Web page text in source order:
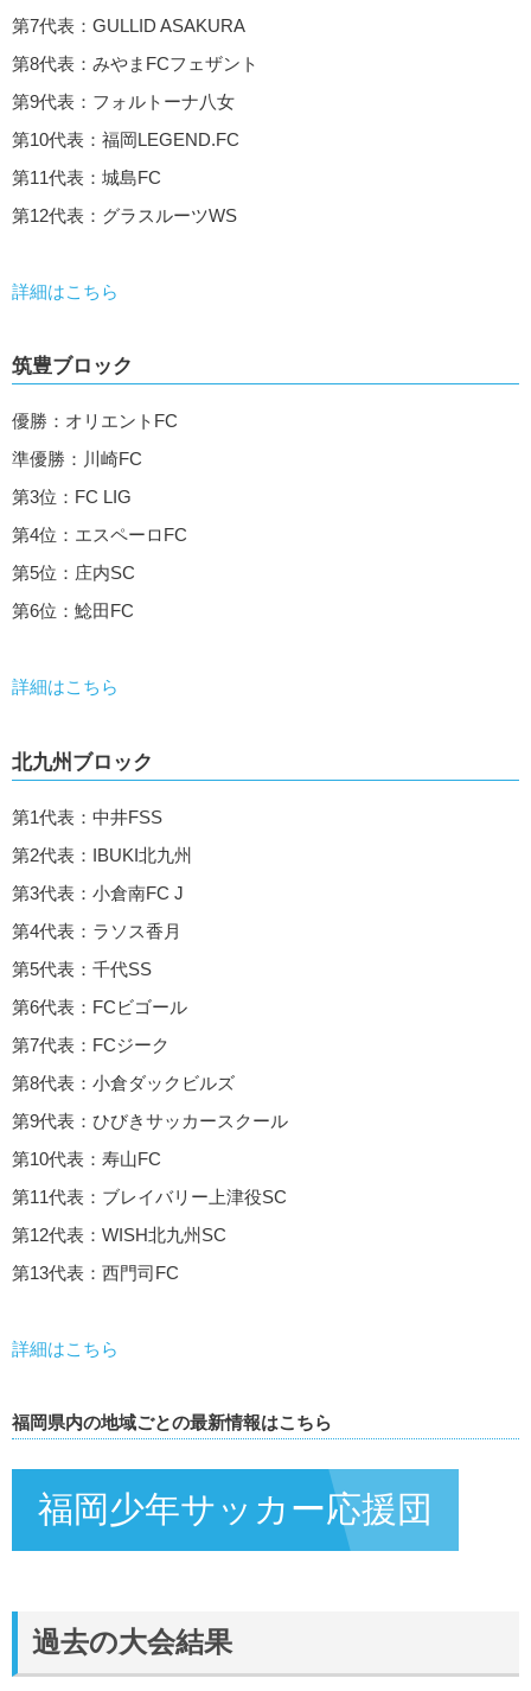
第7代表：GULLID ASAKURA
第8代表：みやまFCフェザント
第9代表：フォルトーナ八女
第10代表：福岡LEGEND.FC
第11代表：城島FC
第12代表：グラスルーツWS
詳細はこちら
筑豊ブロック
優勝：オリエントFC
準優勝：川崎FC
第3位：FC LIG
第4位：エスペーロFC
第5位：庄内SC
第6位：鯰田FC
詳細はこちら
北九州ブロック
第1代表：中井FSS
第2代表：IBUKI北九州
第3代表：小倉南FC J
第4代表：ラソス香月
第5代表：千代SS
第6代表：FCビゴール
第7代表：FCジーク
第8代表：小倉ダックビルズ
第9代表：ひびきサッカースクール
第10代表：寿山FC
第11代表：ブレイバリー上津役SC
第12代表：WISH北九州SC
第13代表：西門司FC
詳細はこちら
福岡県内の地域ごとの最新情報はこちら
福岡少年サッカー応援団
過去の大会結果